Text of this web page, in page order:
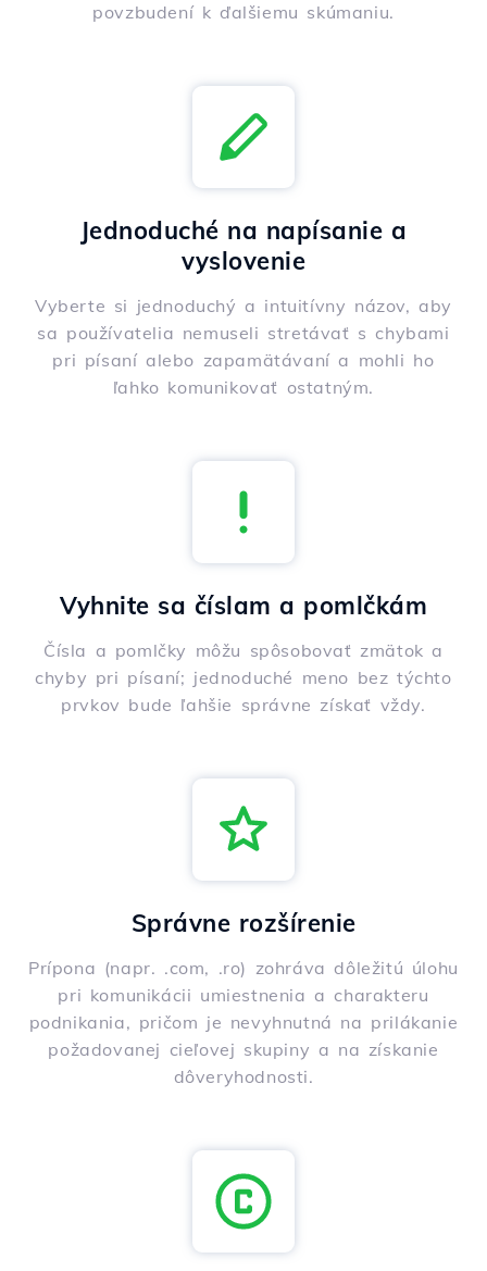
povzbudení k ďalšiemu skúmaniu.
Jednoduché na napísanie a
vyslovenie
Vyberte si jednoduchý a intuitívny názov, aby
sa používatelia nemuseli stretávať s chybami
pri písaní alebo zapamätávaní a mohli ho
ľahko komunikovať ostatným.
Vyhnite sa číslam a pomlčkám
Čísla a pomlčky môžu spôsobovať zmätok a
chyby pri písaní; jednoduché meno bez týchto
prvkov bude ľahšie správne získať vždy.
Správne rozšírenie
Prípona (napr. .com, .ro) zohráva dôležitú úlohu
pri komunikácii umiestnenia a charakteru
podnikania, pričom je nevyhnutná na prilákanie
požadovanej cieľovej skupiny a na získanie
dôveryhodnosti.